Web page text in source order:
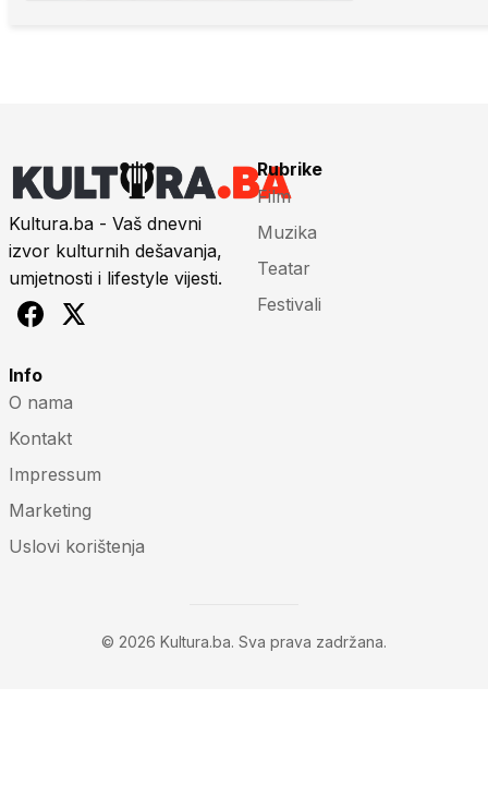
Kultura.ba - Vaš dnevni
izvor kulturnih dešavanja,
umjetnosti i lifestyle vijesti.
Rubrike
Film
Muzika
Teatar
Festivali
Info
O nama
Kontakt
Impressum
Marketing
Uslovi korištenja
© 2026 Kultura.ba. Sva prava zadržana.